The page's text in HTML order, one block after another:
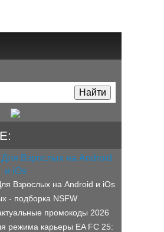
Взрослых на Android и iOs
- подборка NSFW
промокоды 2026
режима карьеры EA FC 25: